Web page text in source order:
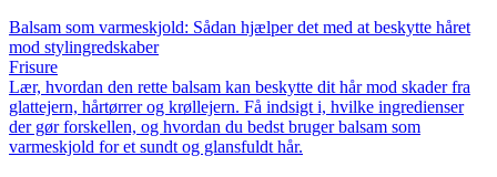
Balsam som varmeskjold: Sådan hjælper det med at beskytte håret
mod stylingredskaber
Frisure
Lær, hvordan den rette balsam kan beskytte dit hår mod skader fra
glattejern, hårtørrer og krøllejern. Få indsigt i, hvilke ingredienser
der gør forskellen, og hvordan du bedst bruger balsam som
varmeskjold for et sundt og glansfuldt hår.